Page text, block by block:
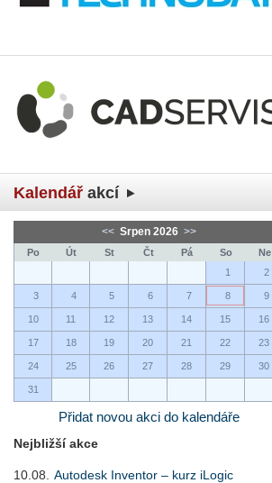
Kalendář akcí
<< Srpen 2026 >>
Po Út St Čt Pá So
Ne
1
2
3 4 5 6 7 8 9
10 11 12 13 14 15 16
17 18 19 20 21 22 23
24 25 26 27 28 29 30
31
Přidat novou akci do kalendáře
Nejbližší akce
10.08.
Autodesk Inventor – kurz iLogic